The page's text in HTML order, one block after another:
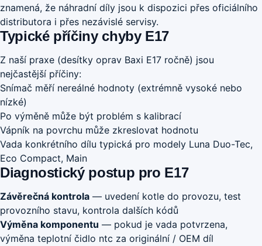
znamená, že náhradní díly jsou k dispozici přes oficiálního
distributora i přes nezávislé servisy.
Typické příčiny chyby E17
Z naší praxe (desítky oprav Baxi E17 ročně) jsou
nejčastější příčiny:
Snímač měří nereálné hodnoty (extrémně vysoké nebo
nízké)
Po výměně může být problém s kalibrací
Vápník na povrchu může zkreslovat hodnotu
Vada konkrétního dílu typická pro modely Luna Duo-Tec,
Eco Compact, Main
Diagnostický postup pro E17
Závěrečná kontrola — uvedení kotle do provozu, test
provozního stavu, kontrola dalších kódů
Výměna komponentu — pokud je vada potvrzena,
výměna teplotní čidlo ntc za originální / OEM díl